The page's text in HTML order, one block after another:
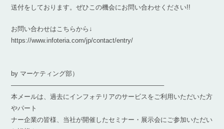
送付をしております。ぜひこの機会にお問い合わせください!!
お問い合わせはこちらから↓
https://www.infoteria.com/jp/contact/entry/
by マーケティング部）
———————————————————————–
本メールは、過去にインフォテリアのサービスをご利用いただいた方
やパート
ナー企業の皆様、当社が開催したセミナー・展示会にご参加いただい